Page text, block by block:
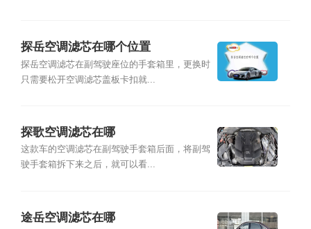
探岳空调滤芯在哪个位置
探岳空调滤芯在副驾驶座位的手套箱里，更换时
只需要松开空调滤芯盖板卡扣就...
探歌空调滤芯在哪
这款车的空调滤芯在副驾驶手套箱后面，将副驾
驶手套箱拆下来之后，就可以看...
途岳空调滤芯在哪